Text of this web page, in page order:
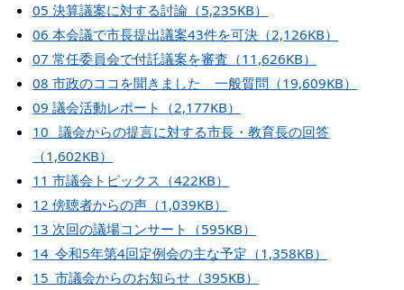
05 決算議案に対する討論（5,235KB）
06 本会議で市長提出議案43件を可決（2,126KB）
07 常任委員会で付託議案を審査（11,626KB）
08 市政のココを聞きました 一般質問（19,609KB）
09 議会活動レポート（2,177KB）
10 _議会からの提言に対する市長・教育長の回答
（1,602KB）
11 市議会トピックス（422KB）
12 傍聴者からの声（1,039KB）
13 次回の議場コンサート（595KB）
14_令和5年第4回定例会の主な予定（1,358KB）
15_市議会からのお知らせ（395KB）